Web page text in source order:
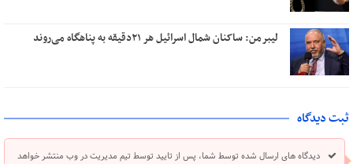
لیبرمن: ساکنان شمال اسرائیل هر ۲۱دقیقه به پناهگاه می‌روند
ثبت دیدگاه
دیدگاه های ارسال شده توسط شما، پس از تایید توسط تیم مدیریت در وب منتشر خواهد